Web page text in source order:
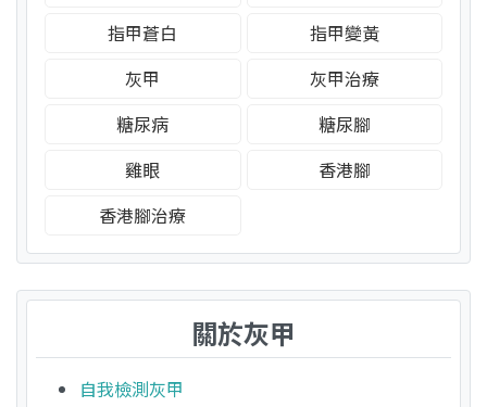
指甲蒼白
指甲變黃
灰甲
灰甲治療
糖尿病
糖尿腳
雞眼
香港腳
香港腳治療
關於灰甲
自我檢測灰甲